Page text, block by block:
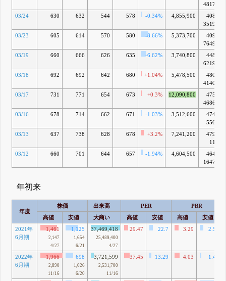
4817万
03/24
630 632 544 578 -0.34% 4,855,900
408億
3519万
03/23
605 614 570 580 -8.66% 5,373,700
409億
7649万
03/19
660 666 626 635 -6.62% 3,740,800
448億
6219万
03/18
692 692 642 680 +1.04% 5,478,500
480億
4140万
03/17
731 771 654 673 +0.3% 12,090,800
475億
4686万
03/16
678 714 662 671 -1.03% 3,512,600
474億
556万
03/13
637 738 628 678 +3.2% 7,241,200
479億
11万
03/12
660 701 644 657 -1.94% 4,604,500
464億
1647万
年初来
年度
株価 出来高 PER
PBR
高値
安値 大商い 高値 安値 高値
安値
2021年
6月期
1,461
2,147
4/27
1,125
1,654
6/21
37,469,418
25,489,400
4/27
29.47 22.7 3.29 2.54
2022年
6月期
1,966
2,890
11/16
698
1,026
6/20
3,721,599
2,531,700
11/16
37.45 13.29 4.03 1.43